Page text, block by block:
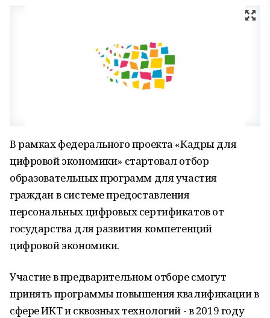
В рамках федерального проекта «Кадры для
цифровой экономики» стартовал отбор
образовательных программ для участия
граждан в системе предоставления
персональных цифровых сертификатов от
государства для развития компетенций
цифровой экономики.
Участие в предварительном отборе смогут
принять программы повышения квалификации в
сфере ИКТ и сквозных технологий - в 2019 году